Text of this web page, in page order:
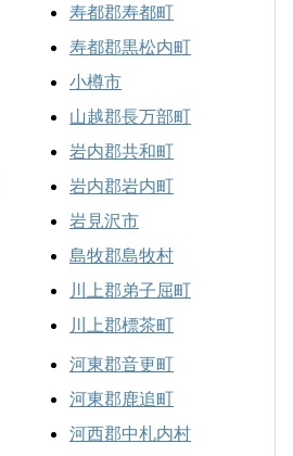
寿都郡寿都町
寿都郡黒松内町
小樽市
山越郡長万部町
岩内郡共和町
岩内郡岩内町
岩見沢市
島牧郡島牧村
川上郡弟子屈町
川上郡標茶町
河東郡音更町
河東郡鹿追町
河西郡中札内村